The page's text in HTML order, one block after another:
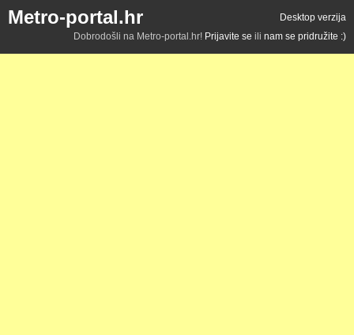
Metro-portal.hr
Desktop verzija
Dobrodošli na Metro-portal.hr! Prijavite se ili nam se pridružite :)